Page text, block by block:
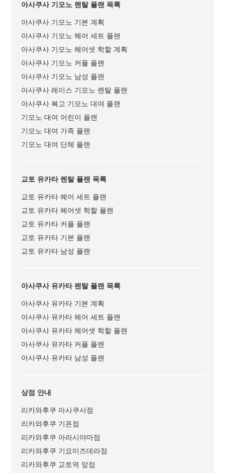
아사쿠사 기모노 렌탈 플랜 목록
아사쿠사 기모노 기본 계획
아사쿠사 기모노 헤어 세트 플랜
아사쿠사 기모노 헤어셋 학할 계획
아사쿠사 기모노 커플 플랜
아사쿠사 기모노 남성 플랜
아사쿠사 레이스 기모노 렌탈 플랜
아사쿠사 복고 기모노 대여 플랜
기모노 대여 어린이 플랜
기모노 대여 가족 플랜
기모노 대여 단체 플랜
교토 유카타 렌탈 플랜 목록
교토 유카타 헤어 세트 플랜
교토 유카타 헤어셋 학할 플랜
교토 유카타 커플 플랜
교토 유카타 기본 플랜
교토 유카타 남성 플랜
아사쿠사 유카타 렌탈 플랜 목록
아사쿠사 유카타 기본 계획
아사쿠사 유카타 헤어 세트 플랜
아사쿠사 유카타 헤어셋 학할 플랜
아사쿠사 유카타 커플 플랜
아사쿠사 유카타 남성 플랜
상점 안내
리카와후쿠 아사쿠사점
리카와후쿠 기온점
리카와후쿠 아라시야마점
리카와후쿠 기요미즈데라점
리카와후쿠 교토역 앞점